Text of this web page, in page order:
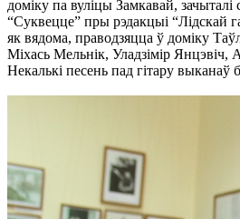
доміку па вуліцы Замкавай, зачыталі
“Суквецце” пры рэдакцыі “Лідскай
як вядома, праводзяцца ў доміку
Міхась Мельнік, Уладзімір Янцэвіч,
Некалькі песень пад гітару выканаў